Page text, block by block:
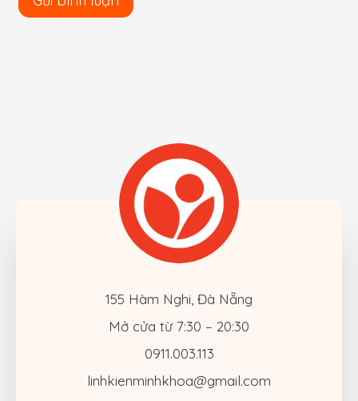
155 Hàm Nghi, Đà Nẵng
Mở cửa từ 7:30 – 20:30
0911.003.113
linhkienminhkhoa@gmail.com